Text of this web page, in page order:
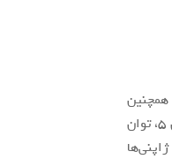
همچنین
آن را نیز قفل نماید. سونی در این رابطه رویه‌ای متفاوت را اتخاذ کرده است؛ در پلی‌استیشن 5، توان